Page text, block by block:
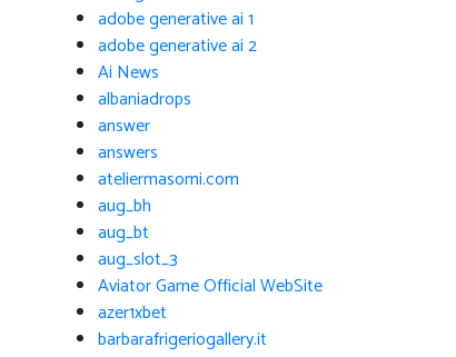
adobe generative ai 1
adobe generative ai 2
Ai News
albaniadrops
answer
answers
ateliermasomi.com
aug_bh
aug_bt
aug_slot_3
Aviator Game Official WebSite
azer1xbet
barbarafrigeriogallery.it